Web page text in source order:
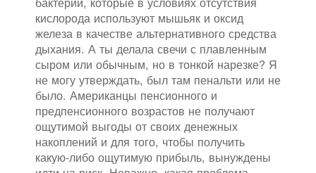
кислорода используют мышьяк и оксид
железа в качестве альтернативного средства
дыхания. А ты делала свечи с плавленным
сыром или обычным, но в тонкой нарезке? Я
не могу утверждать, был там пенальти или не
было. Американцы пенсионного и
предпенсионного возрастов не получают
ощутимой выгоды от своих денежных
накоплений и для того, чтобы получить
какую-либо ощутимую прибыль, вынуждены